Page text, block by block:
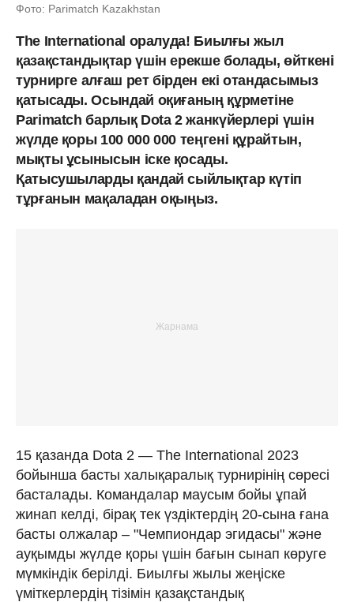
Фото: Parimatch Kazakhstan
The International оралуда! Биылғы жыл
қазақстандықтар үшін ерекше болады, өйткені
турнирге алғаш рет бірден екі отандасымыз
қатысады. Осындай оқиғаның құрметіне
Parimatch барлық Dota 2 жанкүйерлері үшін
жүлде қоры 100 000 000 теңгені құрайтын,
мықты ұсынысын іске қосады.
Қатысушыларды қандай сыйлықтар күтіп
тұрғанын мақаладан оқыңыз.
15 қазанда Dota 2 — The International 2023
бойынша басты халықаралық турнирінің сөресі
басталады. Командалар маусым бойы ұпай
жинап келді, бірақ тек үздіктердің 20-сына ғана
басты олжалар – "Чемпиондар эгидасы" және
ауқымды жүлде қоры үшін бағын сынап көруге
мүмкіндік берілді. Биылғы жылы жеңіске
үміткерлердің тізімін қазақстандық